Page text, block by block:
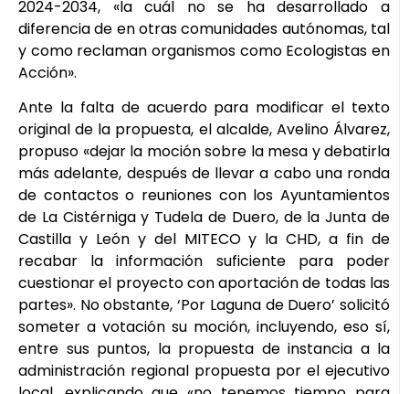
2024-2034, «la cuál no se ha desarrollado a
diferencia de en otras comunidades autónomas, tal
y como reclaman organismos como Ecologistas en
Acción».
Ante la falta de acuerdo para modificar el texto
original de la propuesta, el alcalde, Avelino Álvarez,
propuso «dejar la moción sobre la mesa y debatirla
más adelante, después de llevar a cabo una ronda
de contactos o reuniones con los Ayuntamientos
de La Cistérniga y Tudela de Duero, de la Junta de
Castilla y León y del MITECO y la CHD, a fin de
recabar la información suficiente para poder
cuestionar el proyecto con aportación de todas las
partes». No obstante, ‘Por Laguna de Duero’ solicitó
someter a votación su moción, incluyendo, eso sí,
entre sus puntos, la propuesta de instancia a la
administración regional propuesta por el ejecutivo